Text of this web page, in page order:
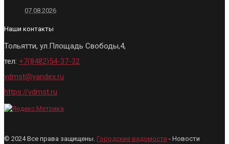
07.08.2026
Наши контакты
Тольятти, ул.Площадь Свободы,4,
тел: +7(8482)54-37-32
vdmst@yandex.ru
https://vdmst.ru
© 2024 Все права защищены. Городские ведомости - Новости